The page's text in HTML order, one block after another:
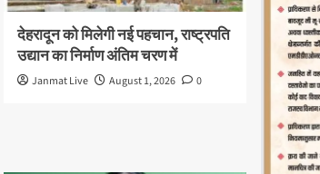
देहरादून को मिलेगी नई पहचान, राष्ट्रपति
उद्यान का निर्माण अंतिम चरण में
Janmat Live August 1, 2026 0